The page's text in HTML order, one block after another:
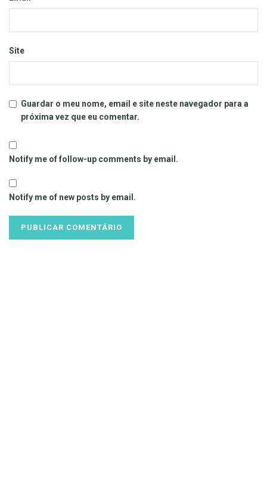
Site
Guardar o meu nome, email e site neste navegador para a
próxima vez que eu comentar.
Notify me of follow-up comments by email.
Notify me of new posts by email.